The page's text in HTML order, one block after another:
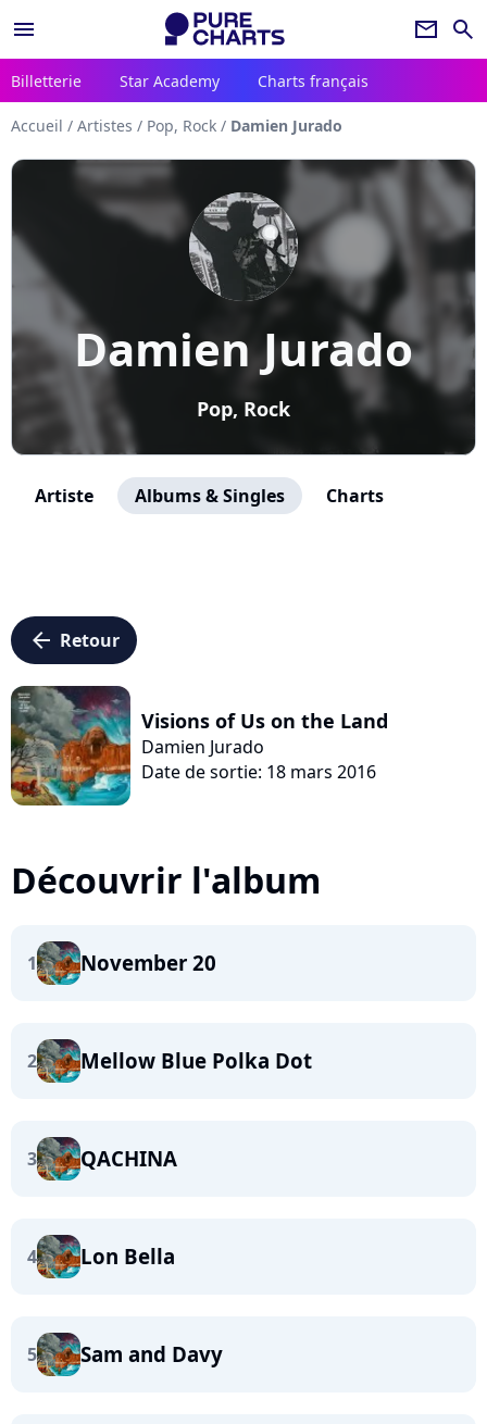
menu newsletter search
Billetterie Star Academy Charts français
Accueil / Artistes / Pop, Rock / Damien Jurado
Damien Jurado
Pop, Rock
Artiste Albums & Singles Charts
arrow_left Retour
Visions of Us on the Land
Damien Jurado
Date de sortie: 18 mars 2016
Découvrir l'album
1 November 20
2 Mellow Blue Polka Dot
3 QACHINA
4 Lon Bella
5 Sam and Davy